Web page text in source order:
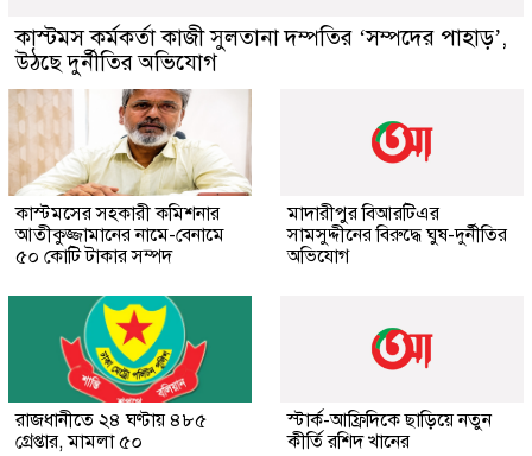
কাস্টমস কর্মকর্তা কাজী সুলতানা দম্পতির ‘সম্পদের পাহাড়’,
উঠছে দুর্নীতির অভিযোগ
কাস্টমসের সহকারী কমিশনার
আতীকুজ্জামানের নামে-বেনামে
৫০ কোটি টাকার সম্পদ
মাদারীপুর বিআরটিএর
সামসুদ্দীনের বিরুদ্ধে ঘুষ-দুর্নীতির
অভিযোগ
রাজধানীতে ২৪ ঘণ্টায় ৪৮৫
গ্রেপ্তার, মামলা ৫০
স্টার্ক-আফ্রিদিকে ছাড়িয়ে নতুন
কীর্তি রশিদ খানের